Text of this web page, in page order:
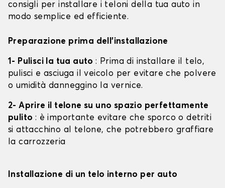
consigli per installare i teloni della tua auto in
modo semplice ed efficiente.
Preparazione prima dell'installazione
1- Pulisci la tua auto: Prima di installare il telo,
pulisci e asciuga il veicolo per evitare che polvere
o umidità danneggino la vernice.
2- Aprire il telone su uno spazio perfettamente
pulito : è importante evitare che sporco o detriti
si attacchino al telone, che potrebbero graffiare
la carrozzeria
Installazione di un telo interno per auto